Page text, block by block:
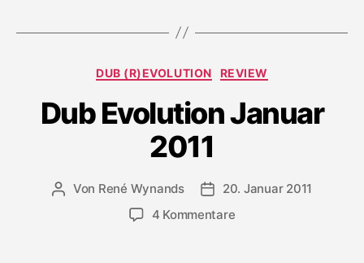
Kategorien
DUB (R)EVOLUTION REVIEW
Dub Evolution Januar
2011
Beitragsautor
Von René Wynands Veröffentlichungsdatum
20. Januar 2011
4 Kommentarezu